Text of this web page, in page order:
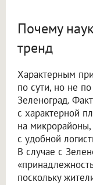
Почему
тренд
Характерным
по сути, но не
Зеленоград.
с характерной
на микрорайоны,
с удобной
В случае с
поскольку